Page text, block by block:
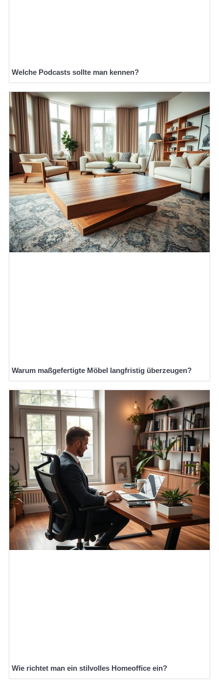
Welche Podcasts sollte man kennen?
Warum maßgefertigte Möbel langfristig überzeugen?
Wie richtet man ein stilvolles Homeoffice ein?